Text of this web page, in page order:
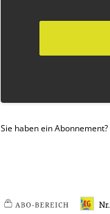
Sie haben ein Abonnement?